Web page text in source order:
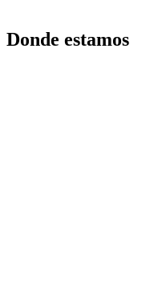
Donde estamos